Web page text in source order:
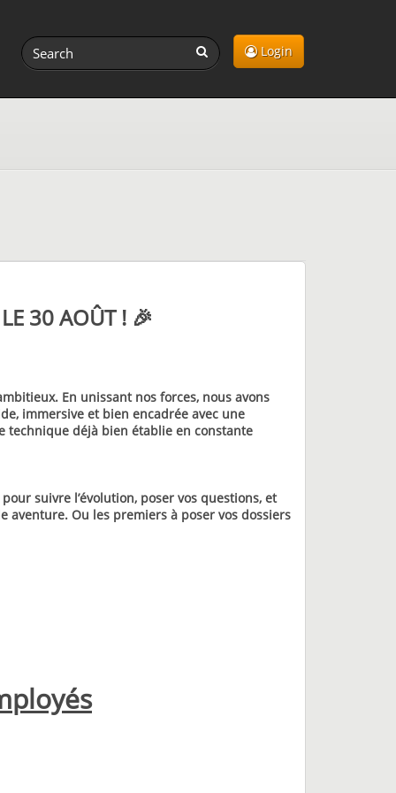
Login
30 AOÛT ! 🎉
En unissant nos forces, nous avons
immersive et bien encadrée avec une
technique déjà bien établie en constante
suivre l’évolution, poser vos questions, et
aventure. Ou les premiers à poser vos dossiers